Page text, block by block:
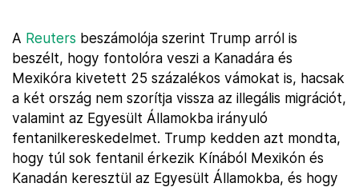
A Reuters beszámolója szerint Trump arról is
beszélt, hogy fontolóra veszi a Kanadára és
Mexikóra kivetett 25 százalékos vámokat is, hacsak
a két ország nem szorítja vissza az illegális migrációt,
valamint az Egyesült Államokba irányuló
fentanilkereskedelmet. Trump kedden azt mondta,
hogy túl sok fentanil érkezik Kínából Mexikón és
Kanadán keresztül az Egyesült Államokba, és hogy